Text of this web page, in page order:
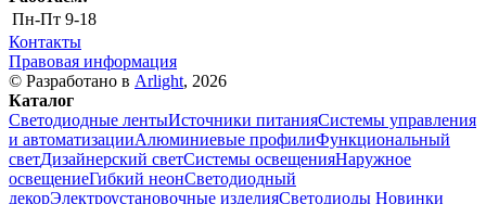
Пн-Пт 9-18
Контакты
Правовая информация
© Разработано в Arlight, 2026
Каталог
Светодиодные лентыИсточники питанияСистемы управления
и автоматизацииАлюминиевые профилиФункциональный
светДизайнерский светСистемы освещенияНаружное
освещениеГибкий неонСветодиодный
декорЭлектроустановочные изделияСветодиоды Новинки